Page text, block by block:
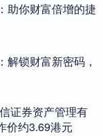
助你财富倍增的捷
解锁财富新密码，
证券资产管理有
价约3.69港元